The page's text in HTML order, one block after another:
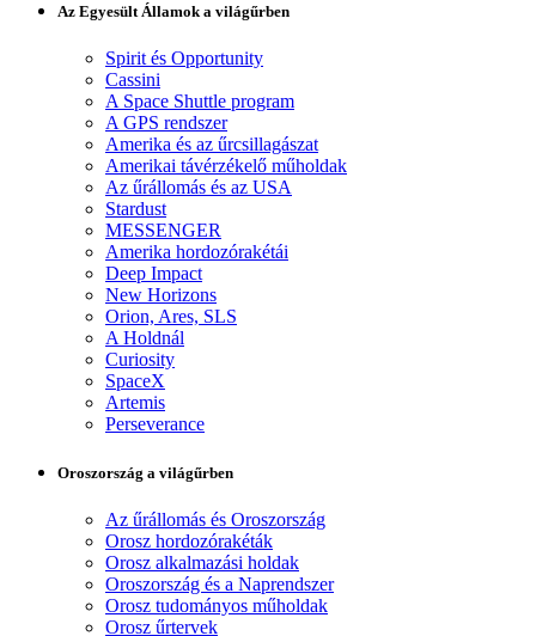
Az Egyesült Államok a világűrben
Spirit és Opportunity
Cassini
A Space Shuttle program
A GPS rendszer
Amerika és az űrcsillagászat
Amerikai távérzékelő műholdak
Az űrállomás és az USA
Stardust
MESSENGER
Amerika hordozórakétái
Deep Impact
New Horizons
Orion, Ares, SLS
A Holdnál
Curiosity
SpaceX
Artemis
Perseverance
Oroszország a világűrben
Az űrállomás és Oroszország
Orosz hordozórakéták
Orosz alkalmazási holdak
Oroszország és a Naprendszer
Orosz tudományos műholdak
Orosz űrtervek